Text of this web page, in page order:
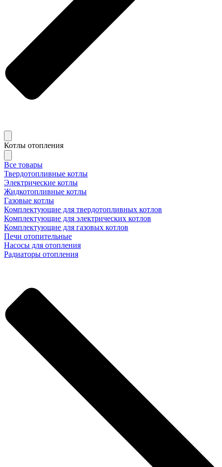
Котлы отопления
Все товары
Твердотопливные котлы
Электрические котлы
Жидкотопливные котлы
Газовые котлы
Комплектующие для твердотопливных котлов
Комплектующие для электрических котлов
Комплектующие для газовых котлов
Печи отопительные
Насосы для отопления
Радиаторы отопления